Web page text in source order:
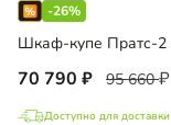
-26%
70 790 95 660
Доступно для доставки